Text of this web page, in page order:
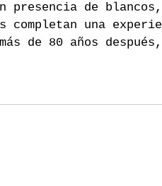
presencia de blancos,
completan una
de 80 años